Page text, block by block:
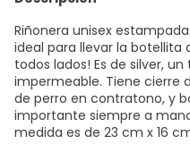
Riñonera unisex
ideal para llevar la botellita
todos lados! Es de silver,
impermeable. Tiene cierre
de perro en contratono, y
importante siempre a
medida es de 23 cm x 16